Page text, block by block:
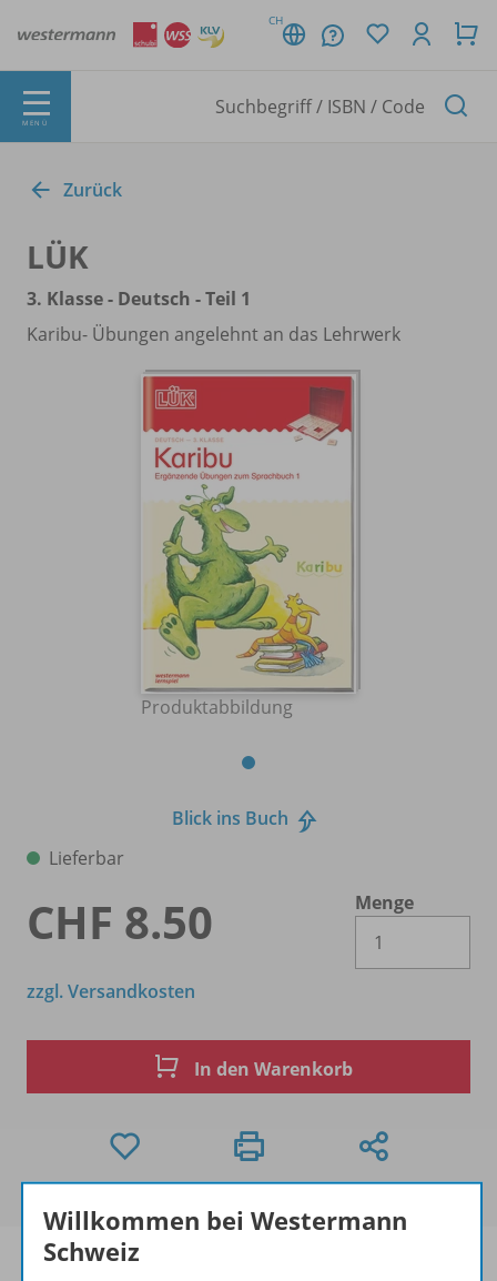
CH
MENÜ
Zurück
LÜK
3. Klasse - Deutsch - Teil 1
Karibu- Übungen angelehnt an das Lehrwerk
Produktabbildung
Blick ins Buch
Lieferbar
CHF 8.50
Menge
zzgl. Versandkosten
In den Warenkorb
Willkommen bei Westermann
Schweiz